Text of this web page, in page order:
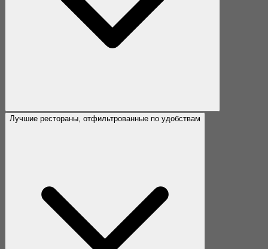
Лучшие рестораны, отфильтрованные по удобствам